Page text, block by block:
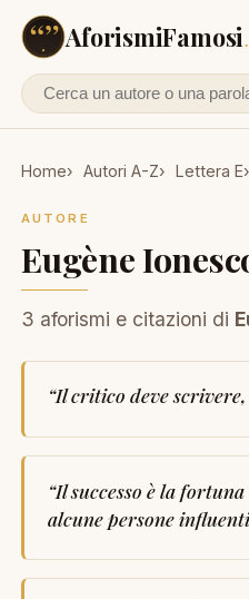
AforismiFamosi
Cerca un autore o un
Home Autori A-Z Lettera E
AUTORE
Eugène
3 aforismi e citazioni di
“Il critico deve
“Il successo è la
alcune persone